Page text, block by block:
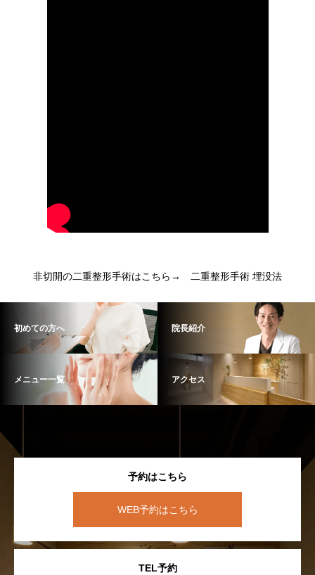
非切開の二重整形手術はこちら→ 二重整形手術 埋没法
初めての方へ 院長紹介
メニュー一覧 アクセス
予約はこちら
WEB予約はこちら
TEL予約